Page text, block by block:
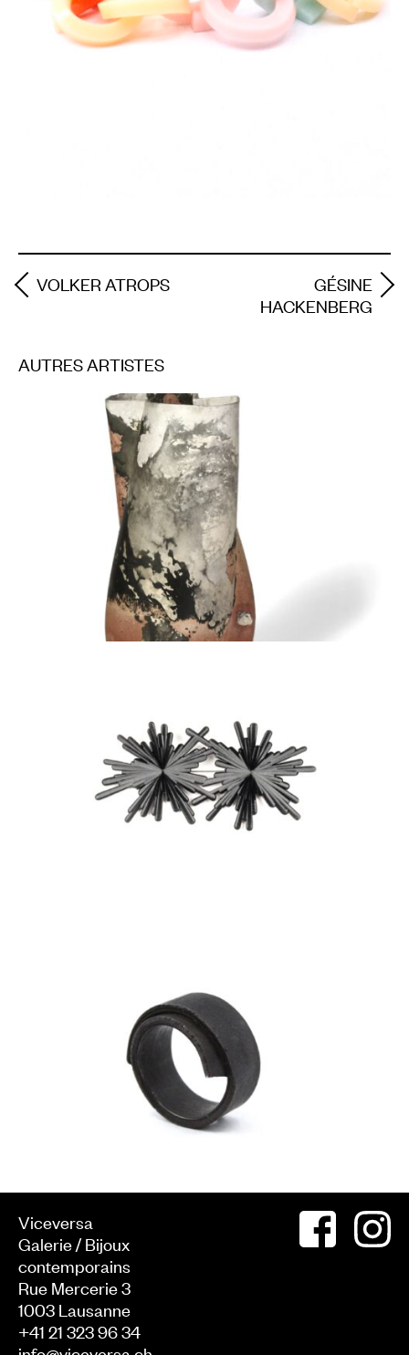
VOLKER ATROPS
GÉSINE
HACKENBERG
AUTRES ARTISTES
Viceversa
Galerie / Bijoux
contemporains
Rue Mercerie 3
1003 Lausanne
+41 21 323 96 34